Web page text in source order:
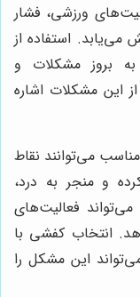
ورزشی، فشار
می‌یابد. استفاده از
بروز مشکلات و
این مشکلات اشاره
می‌توانند نقاط
و منجر به درد،
فعالیت‌های
انتخاب کفشی با
این مشکل را